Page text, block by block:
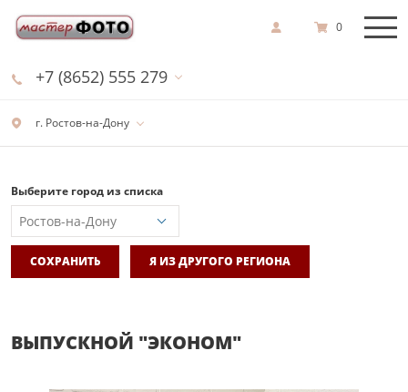
г. Ростов-на-Дону
+7 (8652) 555 279
0
Выберите город из списка
СОХРАНИТЬ Я ИЗ ДРУГОГО РЕГИОНА
ВЫПУСКНОЙ "ЭКОНОМ"